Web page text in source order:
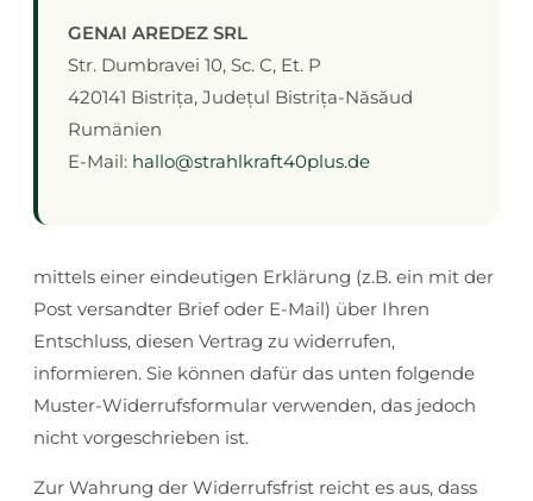
GENAI AREDEZ SRL
Str. Dumbravei 10, Sc. C, Et. P
420141 Bistrița, Județul Bistrița-Năsăud
Rumänien
E-Mail: hallo@strahlkraft40plus.de
mittels einer eindeutigen Erklärung (z.B. ein mit der
Post versandter Brief oder E-Mail) über Ihren
Entschluss, diesen Vertrag zu widerrufen,
informieren. Sie können dafür das unten folgende
Muster-Widerrufsformular verwenden, das jedoch
nicht vorgeschrieben ist.
Zur Wahrung der Widerrufsfrist reicht es aus, dass